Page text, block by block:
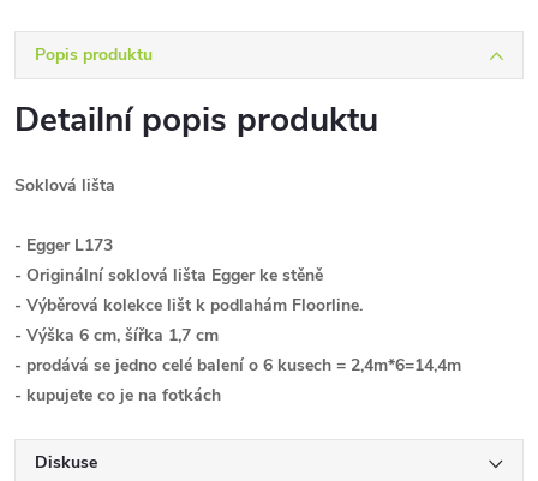
Popis produktu
Detailní popis produktu
Soklová lišta
- Egger L173
- Originální soklová lišta Egger ke stěně
- Výběrová kolekce lišt k podlahám Floorline.
- Výška 6 cm, šířka 1,7 cm
- prodává se jedno celé balení o 6 kusech = 2,4m*6=14,4m
- kupujete co je na fotkách
Diskuse